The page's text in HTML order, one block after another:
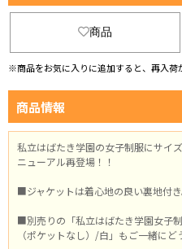
商品
※商品をお気に入りに追加すると、再入荷
商品情報
私立はばたき学園の女子制服にサイ
ニューアル再登場！！
■ジャケットは着心地の良い裏地付き
■別売りの「私立はばたき学園女子
（ポケットなし）/白」もご一緒にど